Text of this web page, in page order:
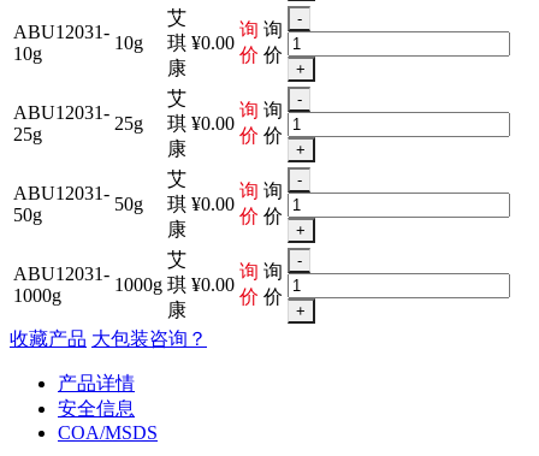
ABU12031-
10g
10g
艾
琪
康
¥0.00
询
价
询
价
-
+
ABU12031-
25g
25g
艾
琪
康
¥0.00
询
价
询
价
-
+
ABU12031-
50g
50g
艾
琪
康
¥0.00
询
价
询
价
-
+
ABU12031-
1000g
1000g
艾
琪
康
¥0.00
询
价
询
价
-
+
收藏产品 大包装咨询？
产品详情
安全信息
COA/MSDS